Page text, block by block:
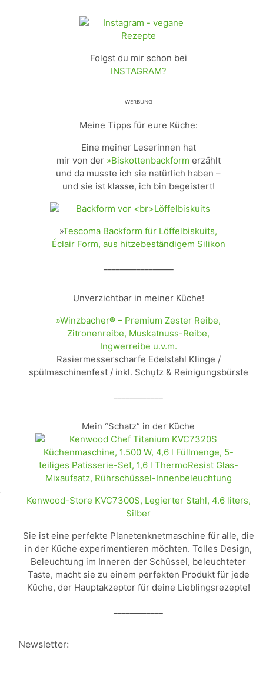
Folgst du mir schon bei
INSTAGRAM?
ᵂᴱᴿᴮᵁᴺᴳ
Meine Tipps für eure Küche:
Eine meiner Leserinnen hat
mir von der »Biskottenbackform erzählt
und da musste ich sie natürlich haben –
und sie ist klasse, ich bin begeistert!
»Tescoma Backform für Löffelbiskuits,
Éclair Form, aus hitzebeständigem Silikon
Unverzichtbar in meiner Küche!
»Winzbacher® – Premium Zester Reibe,
Zitronenreibe, Muskatnuss-Reibe,
Ingwerreibe u.v.m.
Rasiermesserscharfe Edelstahl Klinge /
spülmaschinenfest / inkl. Schụtz & Reinigungsbürste
Mein “Schatz” in der Küche
Kenwood-Store KVC7300S, Legierter Stahl, 4.6 liters,
Silber
Sie ist eine perfekte Planetenknetmaschine für alle, die
in der Küche experimentieren möchten. Tolles Design,
Beleuchtung im Inneren der Schüssel, beleuchteter
Taste, macht sie zu einem perfekten Produkt für jede
Küche, der Hauptakzeptor für deine Lieblingsrezepte!
Newsletter: